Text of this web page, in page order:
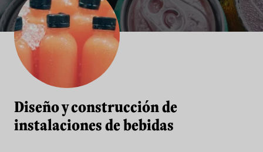
Diseño y construcción de
instalaciones de bebidas